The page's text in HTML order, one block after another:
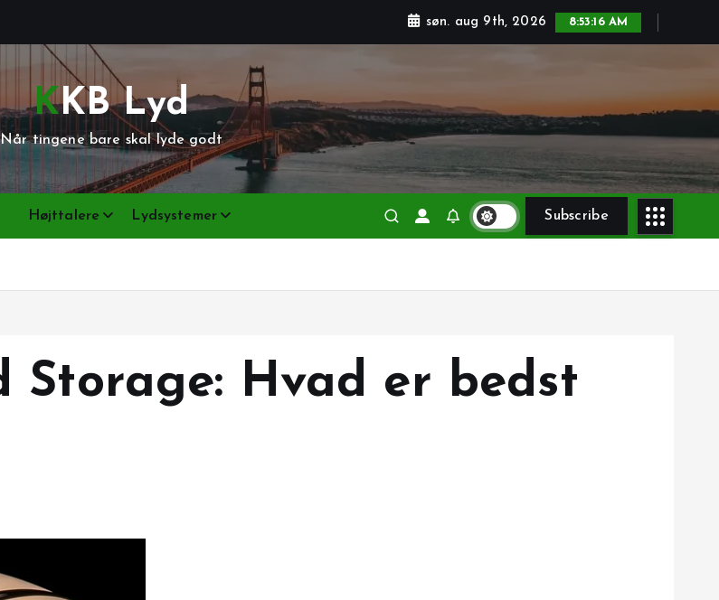
søn. aug 9th, 2026 8:53:17 AM
KKB Lyd
Når tingene bare skal lyde godt
Højttalere Lydsystemer Subscribe
Storage: Hvad er bedst